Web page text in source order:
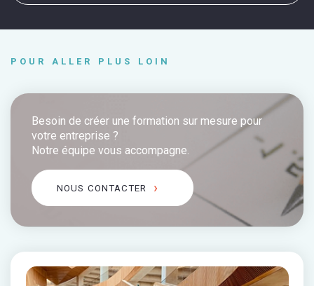
POUR ALLER PLUS LOIN
Besoin de créer une formation sur mesure pour
votre entreprise ?
Notre équipe vous accompagne.
NOUS CONTACTER